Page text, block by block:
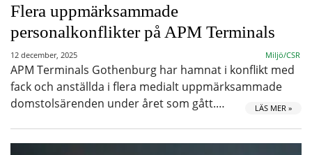
Flera uppmärksammade
personalkonflikter på APM Terminals
12 december, 2025 Miljö/CSR
APM Terminals Gothenburg har hamnat i konflikt med
fack och anställda i flera medialt uppmärksammade
domstolsärenden under året som gått.…
LÄS MER »